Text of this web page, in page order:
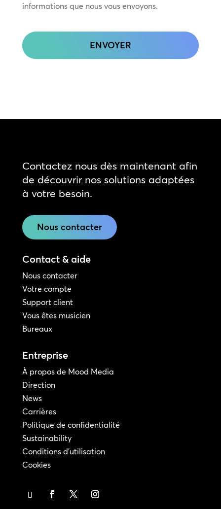
informations que nous vous envoyons.
Contactez nous dès maintenant afin
de découvrir nos solutions adaptées
à votre besoin.
Nous contacter
Contact & aide
Nous contacter
Votre compte
Support client
Vous êtes musicien
Bureaux
Entreprise
À propos de Mood Media
Direction
News
Carrières
Politique de confidentialité
Sustainability
Conditions d'utilisation
Cookies